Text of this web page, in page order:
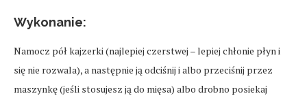
Wykonanie:
Namocz pół kajzerki (najlepiej czerstwej – lepiej chłonie płyn i
się nie rozwala), a następnie ją odciśnij i albo przeciśnij przez
maszynkę (jeśli stosujesz ją do mięsa) albo drobno posiekaj